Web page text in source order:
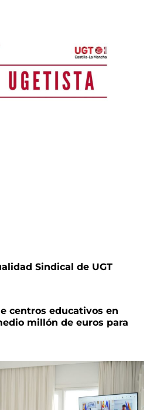
Sindical de UGT
centros educativos en
millón de euros para